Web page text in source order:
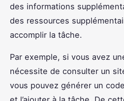
des informations
des ressources
accomplir la tâche.
Par exemple, si vous avez
nécessite de consulter un
vous pouvez générer un